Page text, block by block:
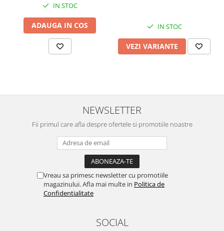
IN STOC
ADAUGA IN COS IN STOC
VEZI VARIANTE
NEWSLETTER
Fii primul care afla despre ofertele si promotiile noastre
Vreau sa primesc newsletter cu promotiile
magazinului. Afla mai multe in Politica de
Confidentialitate
SOCIAL